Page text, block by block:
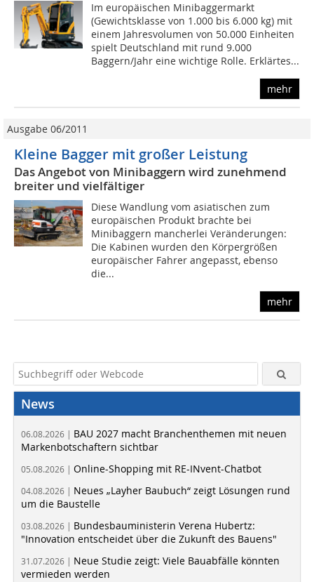
Im europäischen Minibaggermarkt
(Gewichtsklasse von 1.000 bis 6.000 kg) mit
einem Jahresvolumen von 50.000 Einheiten
spielt Deutschland mit rund 9.000
Baggern/Jahr eine wichtige Rolle. Erklärtes...
mehr
Ausgabe 06/2011
Kleine Bagger mit großer Leistung
Das Angebot von Minibaggern wird zunehmend
breiter und vielfältiger
Diese Wandlung vom asiatischen zum
europäischen Produkt brachte bei
Minibaggern mancherlei Veränderungen:
Die Kabinen wurden den Körpergrößen
europäischer Fahrer angepasst, ebenso
die...
mehr
News
06.08.2026 | BAU 2027 macht Branchenthemen mit neuen
Markenbotschaftern sichtbar
05.08.2026 | Online-Shopping mit RE-INvent-Chatbot
04.08.2026 | Neues „Layher Baubuch“ zeigt Lösungen rund
um die Baustelle
03.08.2026 | Bundesbauministerin Verena Hubertz:
"Innovation entscheidet über die Zukunft des Bauens"
31.07.2026 | Neue Studie zeigt: Viele Bauabfälle könnten
vermieden werden